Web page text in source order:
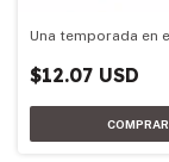
Una temporada en
$12.07 USD